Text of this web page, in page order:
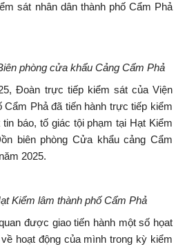
sát nhân dân thành phố Cẩm Phả
phòng cửa khẩu Cảng Cẩm Phả
Đoàn trực tiếp kiểm sát của Viện
Cẩm Phả đã tiến hành trực tiếp kiểm
báo, tố giác tội phạm tại Hạt Kiểm
biên phòng Cửa khẩu cảng Cẩm
2025.
Kiểm lâm thành phố Cẩm Phả
được giao tiến hành một số họat
hoạt động của mình trong kỳ kiểm